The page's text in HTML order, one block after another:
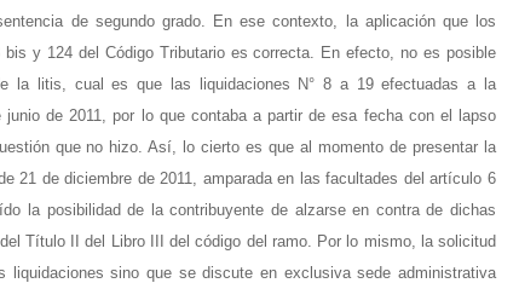
de segundo grado. En ese contexto, la aplicación que los
y 124 del Código Tributario es correcta. En efecto, no es posible
la litis, cual es que las liquidaciones N° 8 a 19 efectuadas a la
de 2011, por lo que contaba a partir de esa fecha con el lapso
que no hizo. Así, lo cierto es que al momento de presentar la
21 de diciembre de 2011, amparada en las facultades del artículo 6
la posibilidad de la contribuyente de alzarse en contra de dichas
Título II del Libro III del código del ramo. Por lo mismo, la solicitud
sino que se discute en exclusiva sede administrativa